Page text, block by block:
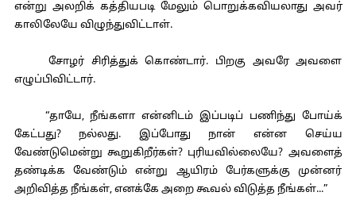
என்று அலறிக் கத்தியபடி மேலும் பொறுக்கவியலாது அவர்
காலிலேயே விழுந்துவிட்டாள்.
சோழர் சிரித்துக் கொண்டார். பிறகு அவரே அவளை
எழுப்பிவிட்டார்.
“தாயே, நீங்களா என்னிடம் இப்படிப் பணிந்து போய்க்
கேட்பது? நல்லது. இப்போது நான் என்ன செய்ய
வேண்டுமென்று கூறுகிறீர்கள்? புரியவில்லையே? அவளைத்
தண்டிக்க வேண்டும் என்று ஆயிரம் பேர்களுக்கு முன்னர்
அறிவித்த நீங்கள், எனக்கே அறை கூவல் விடுத்த நீங்கள்...”